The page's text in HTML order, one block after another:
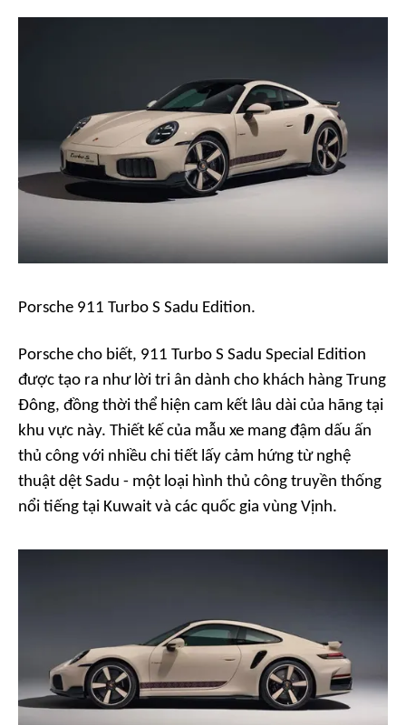
Porsche 911 Turbo S Sadu Edition.
Porsche cho biết, 911 Turbo S Sadu Special Edition
được tạo ra như lời tri ân dành cho khách hàng Trung
Đông, đồng thời thể hiện cam kết lâu dài của hãng tại
khu vực này. Thiết kế của mẫu xe mang đậm dấu ấn
thủ công với nhiều chi tiết lấy cảm hứng từ nghệ
thuật dệt Sadu - một loại hình thủ công truyền thống
nổi tiếng tại Kuwait và các quốc gia vùng Vịnh.